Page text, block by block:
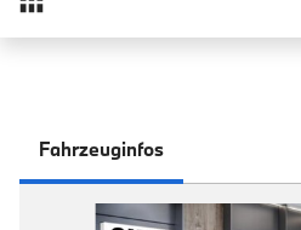
Fahrzeuginfos